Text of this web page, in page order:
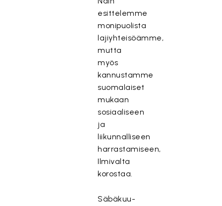
esittelemme
monipuolista
lajiyhteisöämme,
mutta
myös
kannustamme
suomalaiset
mukaan
sosiaaliseen
ja
liikunnalliseen
harrastamiseen,
Ilmivalta
korostaa.
Säbäkuu-